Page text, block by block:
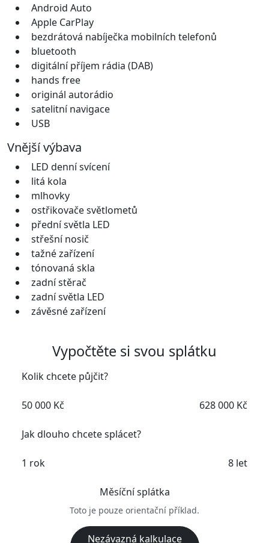
Android Auto
Apple CarPlay
bezdrátová nabíječka mobilních telefonů
bluetooth
digitální příjem rádia (DAB)
hands free
originál autorádio
satelitní navigace
USB
Vnější výbava
LED denní svícení
litá kola
mlhovky
ostřikovače světlometů
přední světla LED
střešní nosič
tažné zařízení
tónovaná skla
zadní stěrač
zadní světla LED
závěsné zařízení
Vypočtěte si svou splátku
Kolik chcete půjčit?
50 000 Kč 628 000 Kč
Jak dlouho chcete splácet?
1 rok 8 let
Měsíční splátka
Toto je pouze orientační příklad.
Nezávazná kalkulace